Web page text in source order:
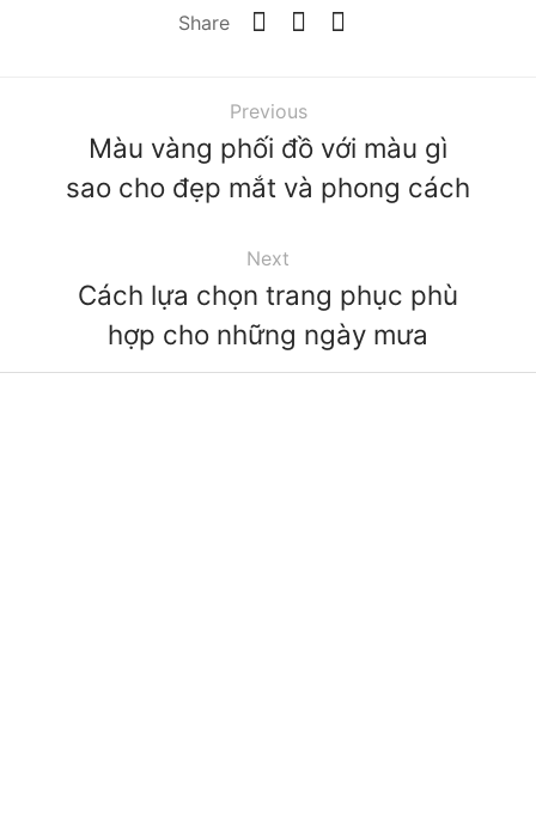
Share
Previous
Màu vàng phối đồ với màu gì
sao cho đẹp mắt và phong cách
Next
Cách lựa chọn trang phục phù
hợp cho những ngày mưa